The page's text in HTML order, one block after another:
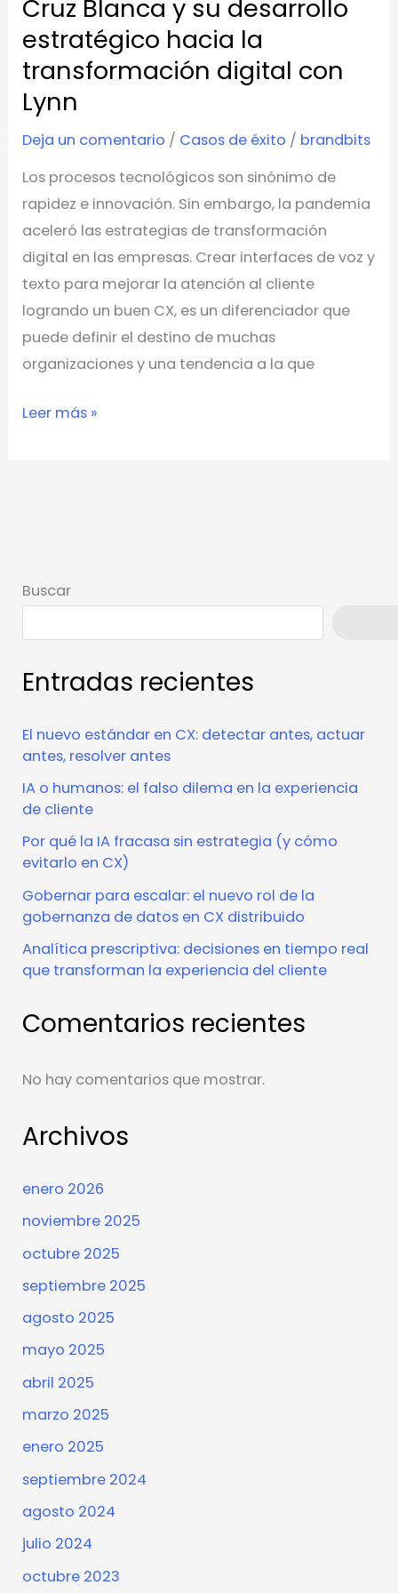
Cruz Blanca y su desarrollo
estratégico hacia la
transformación digital con
Lynn
Deja un comentario / Casos de éxito / brandbits
Los procesos tecnológicos son sinónimo de
rapidez e innovación. Sin embargo, la pandemia
aceleró las estrategias de transformación
digital en las empresas. Crear interfaces de voz y
texto para mejorar la atención al cliente
logrando un buen CX, es un diferenciador que
puede definir el destino de muchas
organizaciones y una tendencia a la que
transformación
digital
con
Lynn
Leer más »
Buscar
Entradas recientes
El nuevo estándar en CX: detectar antes, actuar
antes, resolver antes
IA o humanos: el falso dilema en la experiencia
de cliente
Por qué la IA fracasa sin estrategia (y cómo
evitarlo en CX)
Gobernar para escalar: el nuevo rol de la
gobernanza de datos en CX distribuido
Analítica prescriptiva: decisiones en tiempo real
que transforman la experiencia del cliente
Comentarios recientes
No hay comentarios que mostrar.
Archivos
enero 2026
noviembre 2025
octubre 2025
septiembre 2025
agosto 2025
mayo 2025
abril 2025
marzo 2025
enero 2025
septiembre 2024
agosto 2024
julio 2024
octubre 2023